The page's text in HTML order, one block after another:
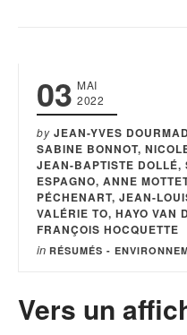
03 MAI
2022
by JEAN-YVES
SABINE BONNOT,
JEAN-BAPTISTE DOLLÉ,
ESPAGNO, ANNE
PÉCHENART, JEAN-
VALÉRIE TO, HAYO VAN
FRANÇOIS HOCQUETTE
in RÉSUMÉS -
Vers un